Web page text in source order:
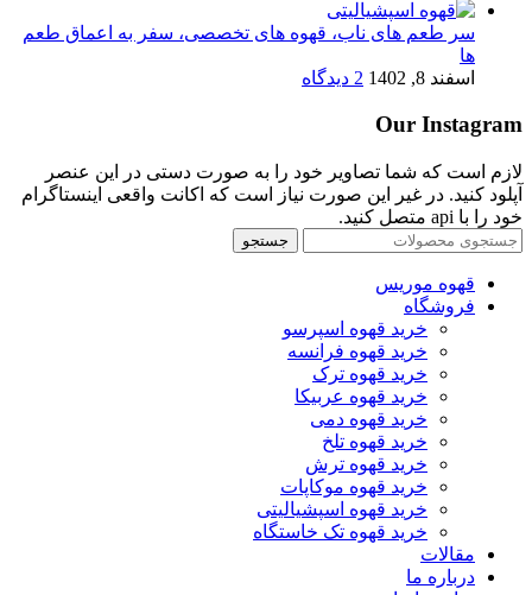
سر طعم های ناب، قهوه های تخصصی، سفر به اعماق طعم
ها
اسفند 8, 1402
2 دیدگاه
Our Instagram
لازم است که شما تصاویر خود را به صورت دستی در این عنصر
آپلود کنید. در غیر این صورت نیاز است که اکانت واقعی اینستاگرام
خود را با api متصل کنید.
جستجو
قهوه موریس
فروشگاه
خرید قهوه اسپرسو
خرید قهوه فرانسه
خرید قهوه ترک
خرید قهوه عربیکا
خرید قهوه دمی
خرید قهوه تلخ
خرید قهوه ترش
خرید قهوه موکاپات
خرید قهوه اسپشیالیتی
خرید قهوه تک خاستگاه
مقالات
درباره ما